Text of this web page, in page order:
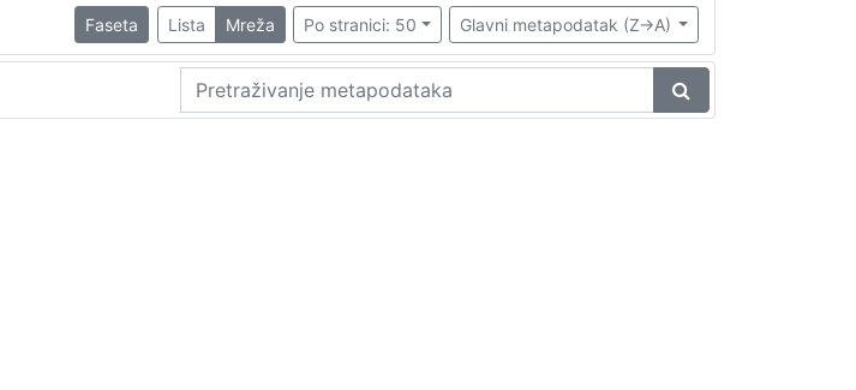
Faseta Lista Mreža Po stranici: 50 Glavni metapodatak (Z->A)